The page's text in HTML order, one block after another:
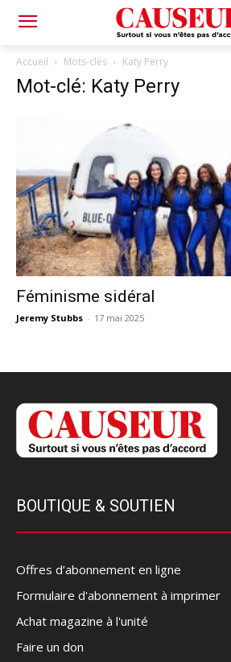
Accueil Mots-clés Katy Perry
Mot-clé: Katy Perry
Féminisme sidéral
Jeremy Stubbs - 17 mai 2025
BOUTIQUE & SOUTIEN
Offres d’abonnement en ligne
Formulaire d'abonnement à imprimer
Achat magazine à l'unité
Faire un don